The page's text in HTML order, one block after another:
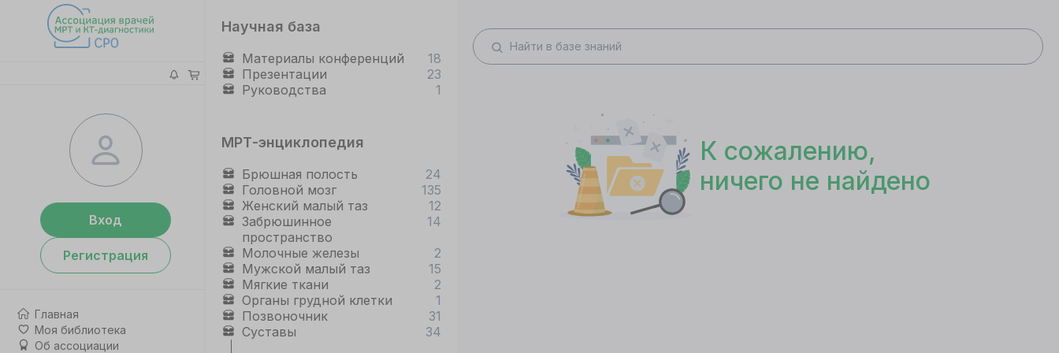
Вход
Регистрация
Главная
Моя библиотека
Об ассоциации
Научная база
Материалы конференций
18
Презентации
23
Руководства
1
МРТ-энциклопедия
Брюшная полость
24
Головной мозг
135
Женский малый таз
12
Забрюшинное
пространство
14
Молочные железы
2
Мужской малый таз
15
Мягкие ткани
2
Органы грудной клетки
1
Позвоночник
31
Суставы
34
К сожалению,
ничего не найдено